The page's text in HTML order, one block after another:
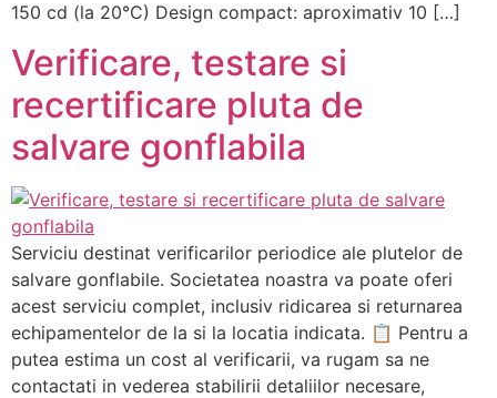
150 cd (la 20°C) Design compact: aproximativ 10 […]
Verificare, testare si
recertificare pluta de
salvare gonflabila
Serviciu destinat verificarilor periodice ale plutelor de
salvare gonflabile. Societatea noastra va poate oferi
acest serviciu complet, inclusiv ridicarea si returnarea
echipamentelor de la si la locatia indicata. 📋 Pentru a
putea estima un cost al verificarii, va rugam sa ne
contactati in vederea stabilirii detaliilor necesare,